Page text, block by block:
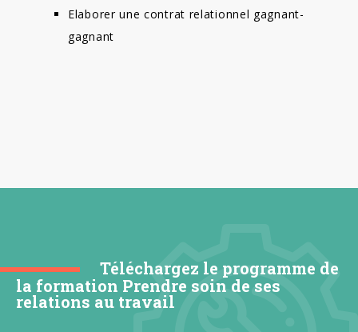
Elaborer une contrat relationnel gagnant-
gagnant
Téléchargez le programme de
la formation Prendre soin de ses
relations au travail